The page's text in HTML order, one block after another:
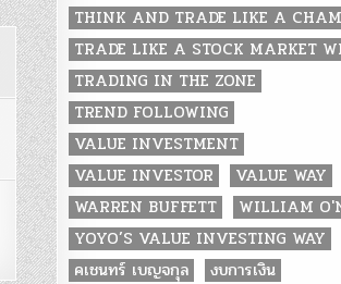
THINK AND TRADE LIKE A
TRADE LIKE A STOCK MARKET
TRADING IN THE ZONE
TREND FOLLOWING
VALUE INVESTMENT
VALUE INVESTOR
VALUE WAY
WARREN BUFFETT
WILLIAM
YOYO’S VALUE INVESTING WAY
คเชนทร์ เบญจกุล
งบการเงิน